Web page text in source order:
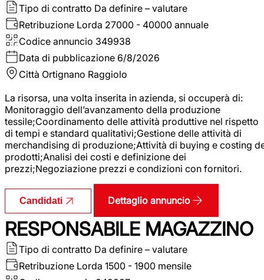
Tipo di contratto Da definire – valutare
Retribuzione Lorda 27000 - 40000 annuale
Codice annuncio 349938
Data di pubblicazione 6/8/2026
Città Ortignano Raggiolo
La risorsa, una volta inserita in azienda, si occuperà di:
Monitoraggio dell’avanzamento della produzione
tessile;Coordinamento delle attività produttive nel rispetto
di tempi e standard qualitativi;Gestione delle attività di
merchandising di produzione;Attività di buying e costing
prodotti;Analisi dei costi e definizione dei
prezzi;Negoziazione prezzi e condizioni con fornitori.
Candidati Dettaglio annuncio
RESPONSABILE MAGAZZINO
Tipo di contratto Da definire – valutare
Retribuzione Lorda 1500 - 1900 mensile